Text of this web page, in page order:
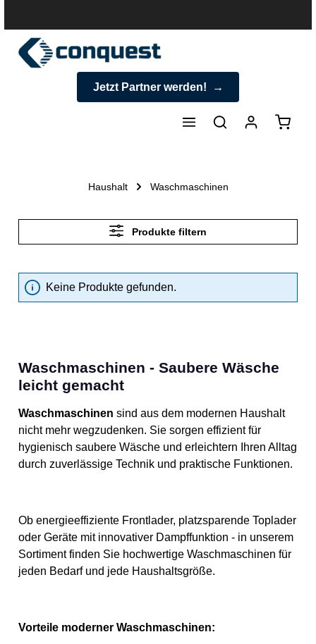
Jetzt Partner werden!
Haushalt Waschmaschinen
Produkte filtern
Keine Produkte gefunden.
Waschmaschinen - Saubere Wäsche
leicht gemacht
Waschmaschinen sind aus dem modernen Haushalt
nicht mehr wegzudenken. Sie sorgen effizient für
hygienisch saubere Wäsche und erleichtern Ihren Alltag
durch zuverlässige Technik und praktische Funktionen.
Ob energieeffiziente Frontlader, platzsparende Toplader
oder Geräte mit innovativer Dampffunktion - in unserem
Sortiment finden Sie hochwertige Waschmaschinen für
jeden Bedarf und jede Haushaltsgröße.
Vorteile moderner Waschmaschinen: